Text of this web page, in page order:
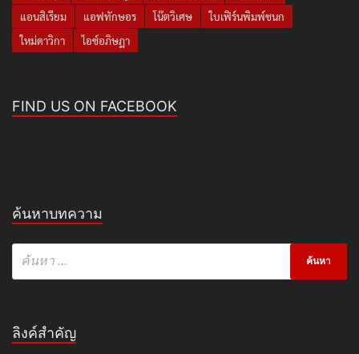
แอนสิเรียม
แอฟทักษอร โน๊ตวิเศษ
ใบเฟิร์นพิมพ์ชนก
ใหม่ดาวิกา
ไอซ์อภิษฎา
FIND US ON FACEBOOK
ค้นหาบทความ
ลิงค์สำคัญ